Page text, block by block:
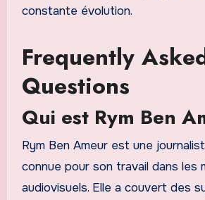
constante évolution.
Frequently
Questions
Qui est Rym Ben
Rym Ben Ameur est une
connue pour son travail dans les
audiovisuels. Elle a couvert des